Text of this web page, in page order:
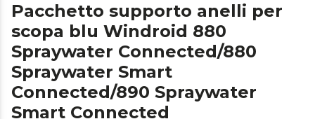
Pacchetto supporto anelli per
scopa blu Windroid 880
Spraywater Connected/880
Spraywater Smart
Connected/890 Spraywater
Smart Connected